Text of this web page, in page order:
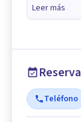
Leer más
Teléfono